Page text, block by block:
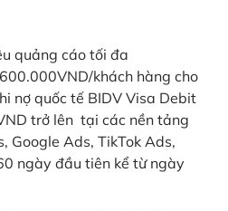
quảng cáo tối đa
khách hàng cho
nợ quốc tế BIDV Visa Debit
trở lên tại các nền tảng
Google Ads, TikTok Ads,
ngày đầu tiên kể từ ngày